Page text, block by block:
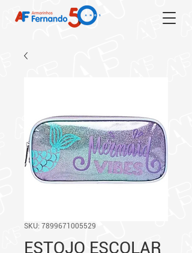
SKU: 7899671005529
ESTOJO ESCOLAR